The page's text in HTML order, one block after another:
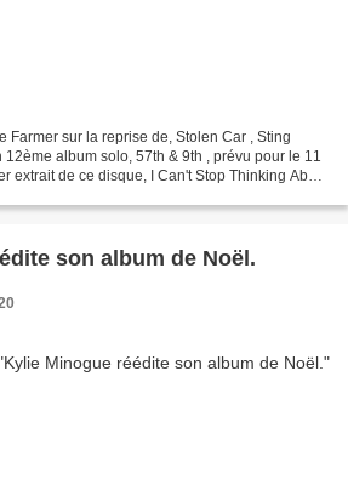
Farmer sur la reprise de, Stolen Car , Sting
album solo, 57th & 9th , prévu pour le 11
extrait de ce disque, I Can't Stop Thinking About
son album de Noël.